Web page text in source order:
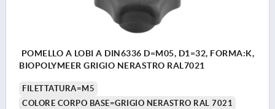
POMELLO A LOBI A DIN6336 D=M05, D1=32, FORMA:K,
BIOPOLYMEER GRIGIO NERASTRO RAL7021
FILETTATURA=M5
COLORE CORPO BASE=GRIGIO NERASTRO RAL 7021